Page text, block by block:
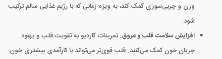
وزن و چربی‌سوزی کمک کند، به ویژه زمانی که با رژیم غذایی سالم ترکیب
شود.
افزایش سلامت قلب و عروق: تمرینات کاردیو به تقویت قلب و بهبود
جریان خون کمک می‌کنند. قلب قوی‌تر می‌تواند با کارآمدی بیشتری خون